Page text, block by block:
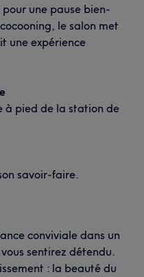
une pause bien-
le salon met
une expérience
à pied de la station de
savoir-faire.
conviviale dans un
sentirez détendu.
: la beauté du